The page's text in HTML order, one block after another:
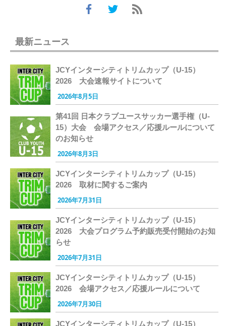
最新ニュース
JCYインターシティトリムカップ（U-15）
2026 大会速報サイトについて
2026年8月5日
第41回 日本クラブユースサッカー選手権（U-
15）大会 会場アクセス／応援ルールについて
のお知らせ
2026年8月3日
JCYインターシティトリムカップ（U-15）
2026 取材に関するご案内
2026年7月31日
JCYインターシティトリムカップ（U-15）
2026 大会プログラム予約販売受付開始のお知
らせ
2026年7月31日
JCYインターシティトリムカップ（U-15）
2026 会場アクセス／応援ルールについて
2026年7月30日
JCYインターシティトリムカップ（U-15）